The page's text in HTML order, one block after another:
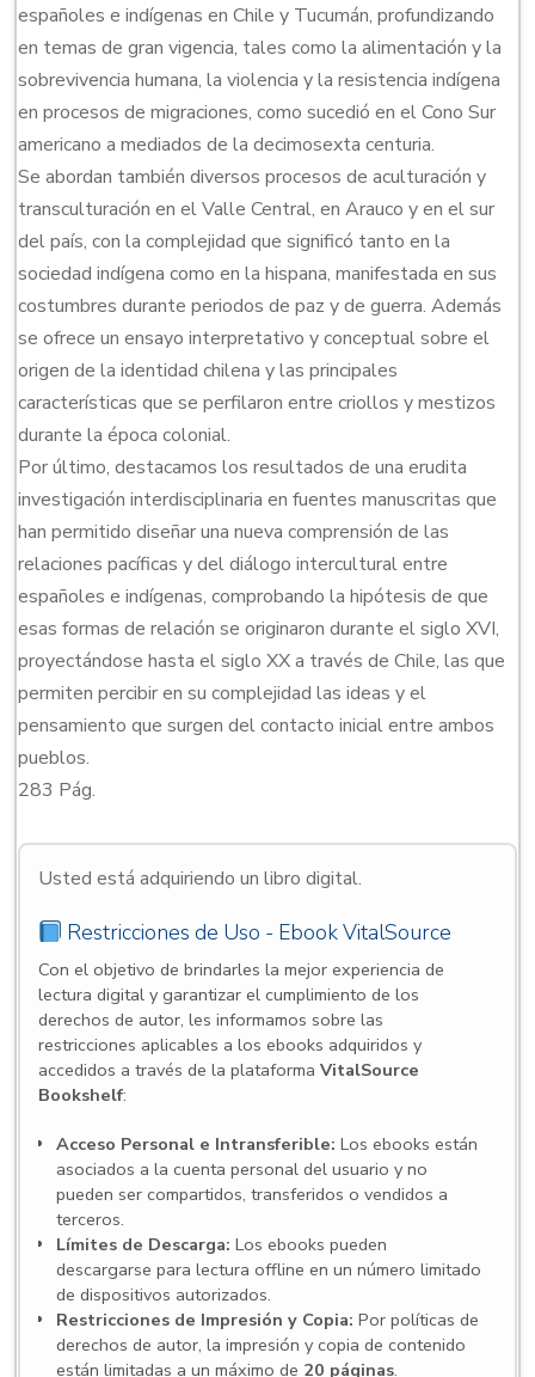
españoles e indígenas en Chile y Tucumán, profundizando
en temas de gran vigencia, tales como la alimentación y la
sobrevivencia humana, la violencia y la resistencia indígena
en procesos de migraciones, como sucedió en el Cono Sur
americano a mediados de la decimosexta centuria.
Se abordan también diversos procesos de aculturación y
transculturación en el Valle Central, en Arauco y en el sur
del país, con la complejidad que significó tanto en la
sociedad indígena como en la hispana, manifestada en sus
costumbres durante periodos de paz y de guerra. Además
se ofrece un ensayo interpretativo y conceptual sobre el
origen de la identidad chilena y las principales
características que se perfilaron entre criollos y mestizos
durante la época colonial.
Por último, destacamos los resultados de una erudita
investigación interdisciplinaria en fuentes manuscritas que
han permitido diseñar una nueva comprensión de las
relaciones pacíficas y del diálogo intercultural entre
españoles e indígenas, comprobando la hipótesis de que
esas formas de relación se originaron durante el siglo XVI,
proyectándose hasta el siglo XX a través de Chile, las que
permiten percibir en su complejidad las ideas y el
pensamiento que surgen del contacto inicial entre ambos
pueblos.
283 Pág.
Usted está adquiriendo un libro digital.
Restricciones de Uso - Ebook VitalSource
Con el objetivo de brindarles la mejor experiencia de
lectura digital y garantizar el cumplimiento de los
derechos de autor, les informamos sobre las
restricciones aplicables a los ebooks adquiridos y
accedidos a través de la plataforma VitalSource
Bookshelf:
Acceso Personal e Intransferible: Los ebooks están
asociados a la cuenta personal del usuario y no
pueden ser compartidos, transferidos o vendidos a
terceros.
Límites de Descarga: Los ebooks pueden
descargarse para lectura offline en un número limitado
de dispositivos autorizados.
Restricciones de Impresión y Copia: Por políticas de
derechos de autor, la impresión y copia de contenido
están limitadas a un máximo de 20 páginas.